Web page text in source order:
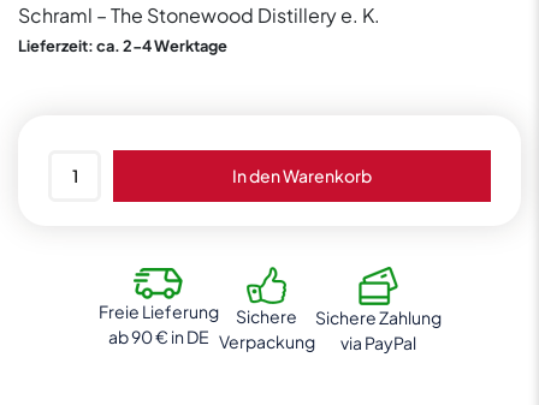
Schraml – The Stonewood Distillery e. K.
Lieferzeit: ca. 2-4 Werktage
In den Warenkorb
Freie Lieferung
ab 90 € in DE
Sichere
Verpackung
Sichere Zahlung
via PayPal